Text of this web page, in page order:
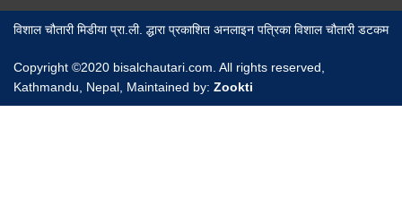
विशाल चौतारी मिडीया प्रा.ली. द्धारा प्रकाशित अनलाइन पत्रिका विशाल चौतारी डटकम
Copyright ©2020 bisalchautari.com. All rights reserved,
Kathmandu, Nepal, Maintained by: Zookti